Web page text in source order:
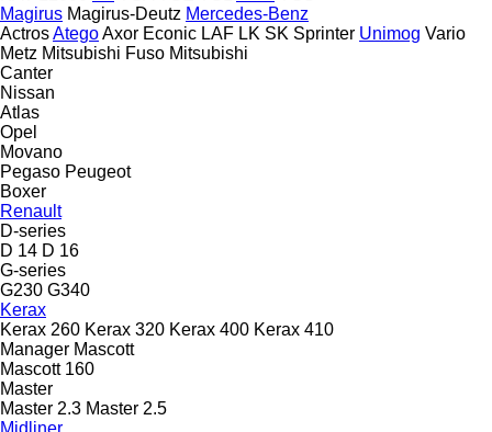
Magirus Magirus-Deutz Mercedes-Benz
ActrosAtegoAxor Econic LAF LK SK Sprinter Unimog Vario
Metz Mitsubishi Fuso Mitsubishi
Canter
Nissan
Atlas
Opel
Movano
Pegaso Peugeot
Boxer
Renault
D-series
D 14 D 16
G-series
G230 G340
Kerax
Kerax 260 Kerax 320 Kerax 400 Kerax 410
Manager Mascott
Mascott 160
Master
Master 2.3 Master 2.5
Midliner